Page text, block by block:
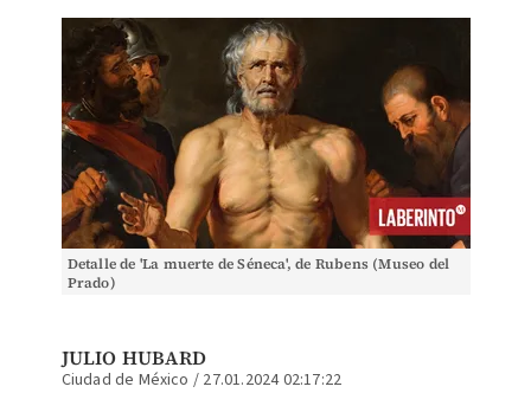
Detalle de 'La muerte de Séneca', de Rubens (Museo del
Prado)
JULIO HUBARD
Ciudad de México / 27.01.2024 02:17:22